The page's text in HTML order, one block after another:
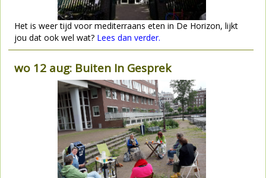
Het is weer tijd voor mediterraans eten in De Horizon, lijkt
jou dat ook wel wat? Lees dan verder.
wo 12 aug: Buiten In Gesprek